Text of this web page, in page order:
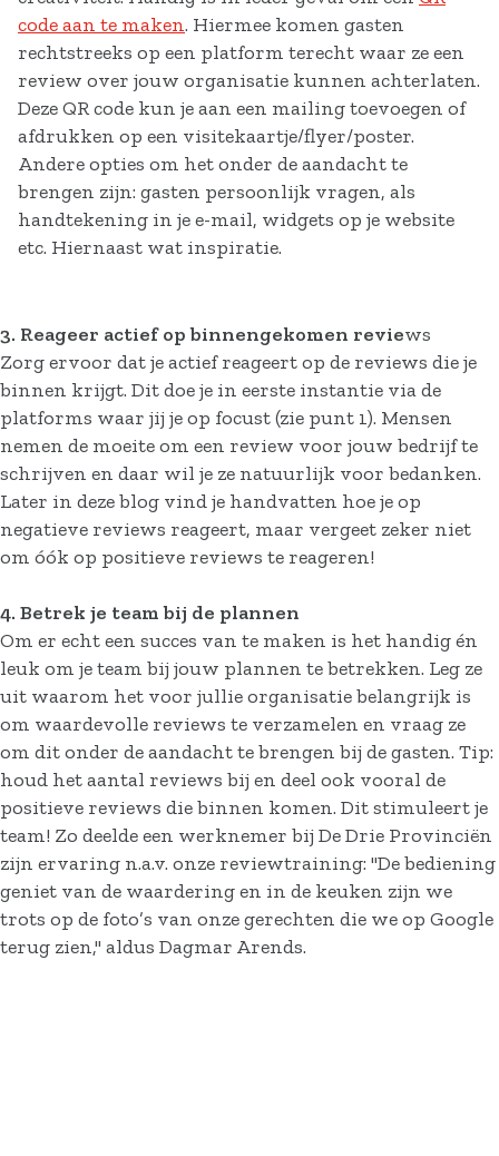
code aan te maken. Hiermee komen gasten
rechtstreeks op een platform terecht waar ze een
review over jouw organisatie kunnen achterlaten.
Deze QR code kun je aan een mailing toevoegen of
afdrukken op een visitekaartje/flyer/poster.
Andere opties om het onder de aandacht te
brengen zijn: gasten persoonlijk vragen, als
handtekening in je e-mail, widgets op je website
etc. Hiernaast wat inspiratie.
3. Reageer actief op binnengekomen reviews
Zorg ervoor dat je actief reageert op de reviews die je
binnen krijgt. Dit doe je in eerste instantie via de
platforms waar jij je op focust (zie punt 1). Mensen
nemen de moeite om een review voor jouw bedrijf te
schrijven en daar wil je ze natuurlijk voor bedanken.
Later in deze blog vind je handvatten hoe je op
negatieve reviews reageert, maar vergeet zeker niet
om óók op positieve reviews te reageren!
4. Betrek je team bij de plannen
Om er echt een succes van te maken is het handig én
leuk om je team bij jouw plannen te betrekken. Leg ze
uit waarom het voor jullie organisatie belangrijk is
om waardevolle reviews te verzamelen en vraag ze
om dit onder de aandacht te brengen bij de gasten. Tip:
houd het aantal reviews bij en deel ook vooral de
positieve reviews die binnen komen. Dit stimuleert je
team! Zo deelde een werknemer bij De Drie Provinciën
zijn ervaring n.a.v. onze reviewtraining: "De bediening
geniet van de waardering en in de keuken zijn we
trots op de foto’s van onze gerechten die we op Google
terug zien," aldus Dagmar Arends.